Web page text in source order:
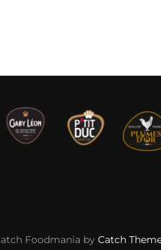
Foodmania by Catch